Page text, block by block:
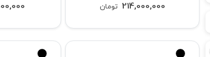
تومان 214,000,000